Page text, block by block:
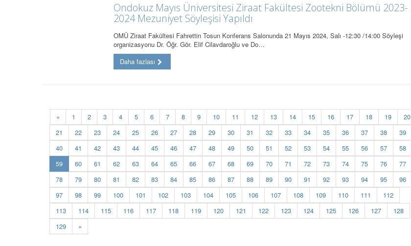
Ondokuz Mayıs Üniversitesi Ziraat Fakültesi Zootekni Bölümü 2023-
2024 Mezuniyet Söyleşisi Yapıldı
OMÜ Ziraat Fakültesi Fahrettin Tosun Konferans Salonunda 21 Mayıs 2024, Salı -12:30 /14:00 Söyleşi
organizasyonu Dr. Öğr. Gör. Elif Cilavdaroğlu ve Do…
Daha fazlası
« 1 2 3 4 5 6 7 8 9 10 11 12 13 14 15 16 17 18 19
20
21
22 23 24 25 26 27 28 29 30 31 32 33 34 35 36 37 38
39
40
41 42 43 44 45 46 47 48 49 50 51 52 53 54 55 56 57
58
59(current)
60 61 62 63 64 65 66 67 68 69 70 71 72 73 74 75 76
77
78
79 80 81 82 83 84 85 86 87 88 89 90 91 92 93 94 95
96
97
98 99 100 101 102 103 104 105 106 107 108 109 110 111
112
113
114 115 116 117 118 119 120 121 122 123 124 125 126 127
128
129
»